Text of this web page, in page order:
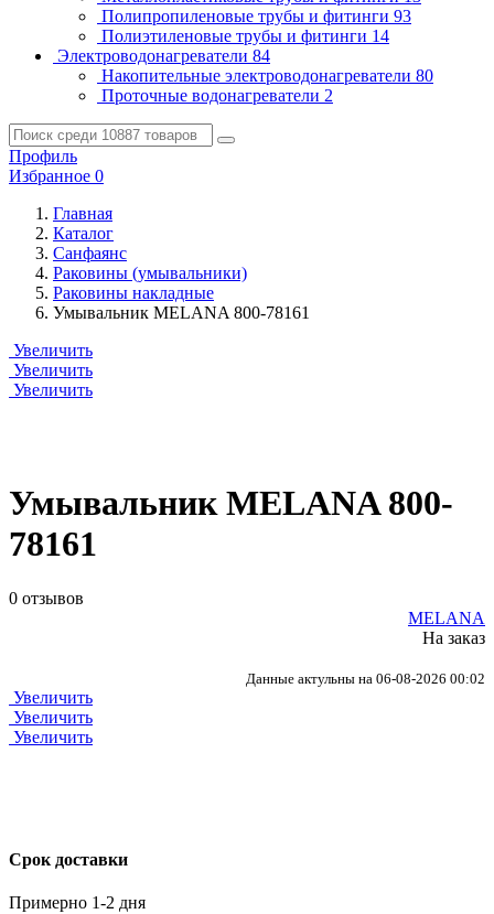
Полипропиленовые трубы и фитинги 93
Полиэтиленовые трубы и фитинги 14
Электроводонагреватели 84
Накопительные электроводонагреватели 80
Проточные водонагреватели 2
Профиль
Избранное 0
Главная
Каталог
Санфаянс
Раковины (умывальники)
Раковины накладные
Умывальник MELANA 800-78161
Увеличить
Увеличить
Увеличить
Умывальник MELANA 800-
78161
0 отзывов
MELANA
На заказ
Данные актульны на 06-08-2026 00:02
Увеличить
Увеличить
Увеличить
Срок доставки
Примерно 1-2 дня